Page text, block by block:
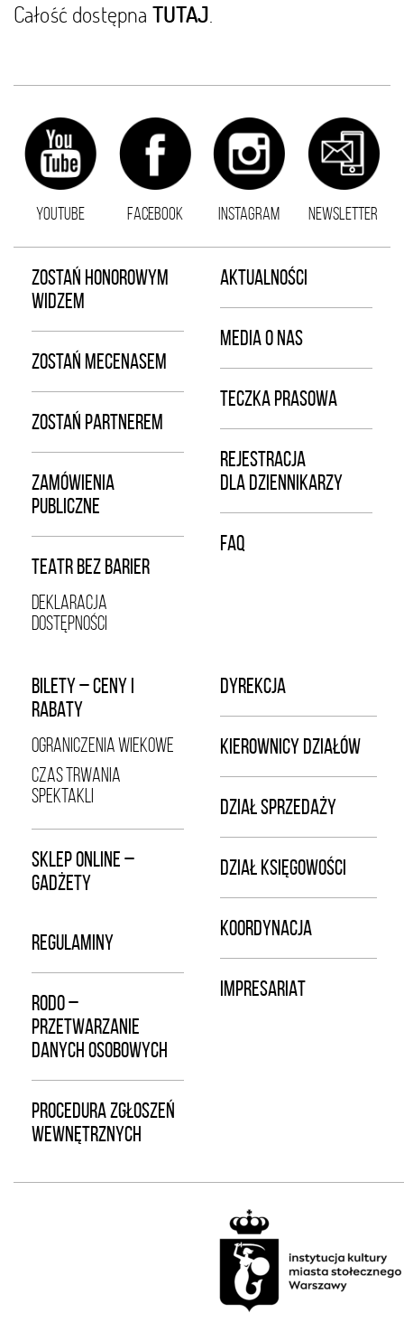
Całość dostępna TUTAJ
YOUTUBE FACEBOOK INSTAGRAM NEWSLETTER
ZOSTAŃ HONOROWYM
WIDZEM
ZOSTAŃ MECENASEM
ZOSTAŃ PARTNEREM
ZAMÓWIENIA
PUBLICZNE
TEATR BEZ BARIER
DEKLARACJA
DOSTĘPNOŚCI
AKTUALNOŚCI
MEDIA O NAS
TECZKA PRASOWA
REJESTRACJA
DLA DZIENNIKARZY
FAQ
BILETY – CENY I
RABATY
OGRANICZENIA WIEKOWE
CZAS TRWANIA
SPEKTAKLI
SKLEP ONLINE –
GADŻETY
REGULAMINY
RODO –
PRZETWARZANIE
DANYCH OSOBOWYCH
PROCEDURA ZGŁOSZEŃ
WEWNĘTRZNYCH
DYREKCJA
KIEROWNICY DZIAŁÓW
DZIAŁ SPRZEDAŻY
DZIAŁ KSIĘGOWOŚCI
KOORDYNACJA
IMPRESARIAT